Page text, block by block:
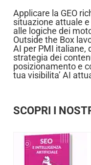
Applicare la GEO
situazione attuale
alle logiche dei
Outside the Box
AI per PMI italiane,
strategia dei
posizionamento e
tua visibilita’ AI
SCOPRI I